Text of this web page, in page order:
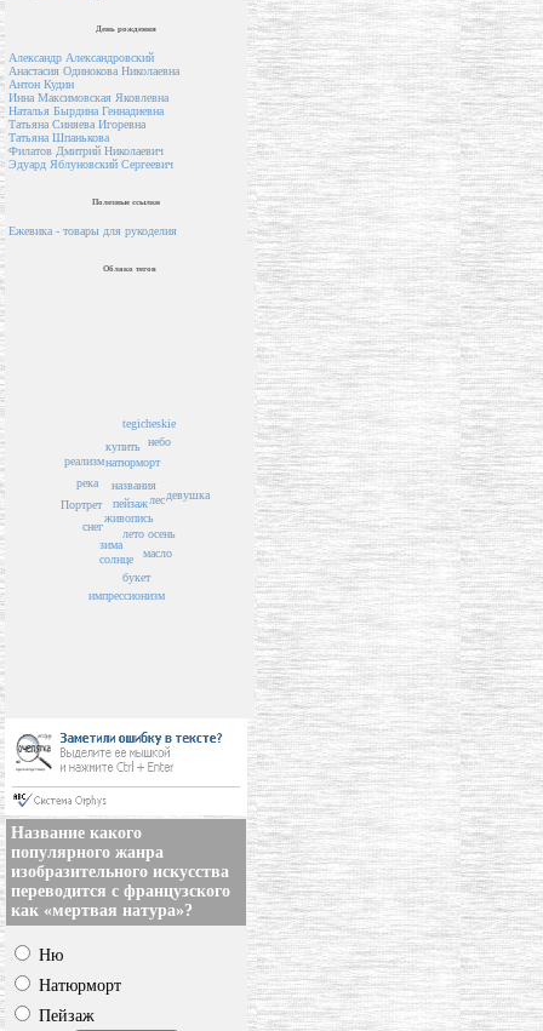
День рождения
Александр Александровский
Анастасия Одинокова Николаевна
Антон Кудин
Инна Максимовская Яковлевна
Наталья Бырдина Геннадиевна
Татьяна Синяева Игоревна
Татьяна Шпанькова
Филатов Дмитрий Николаевич
Эдуард Яблуновский Сергеевич
Полезные ссылки
Ежевика - товары для рукоделия
Облако тегов
пейзаж
названия
живопись
лето
натюрморт
купить
солнце
лес
зима
осень
букет
масло
река
снег
tegicheskie
реализм
небо
импрессионизм
Портрет
девушка
Название какого
популярного жанра
изобразительного искусства
переводится с французского
как «мертвая натура»?
Ню
Натюрморт
Пейзаж